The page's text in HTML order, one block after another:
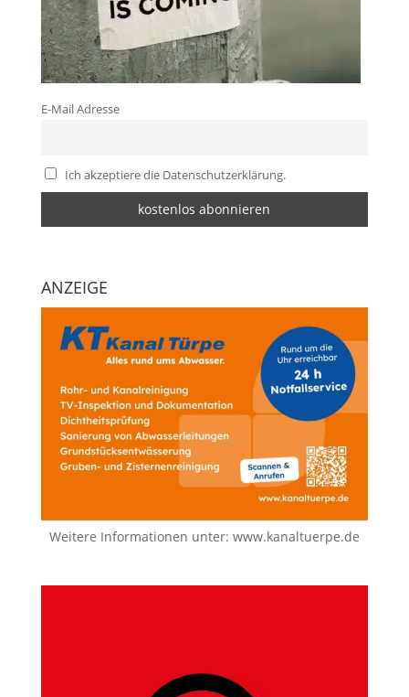
E-Mail Adresse
Ich akzeptiere die Datenschutzerklärung.
ANZEIGE
Weitere Informationen unter: www.kanaltuerpe.de